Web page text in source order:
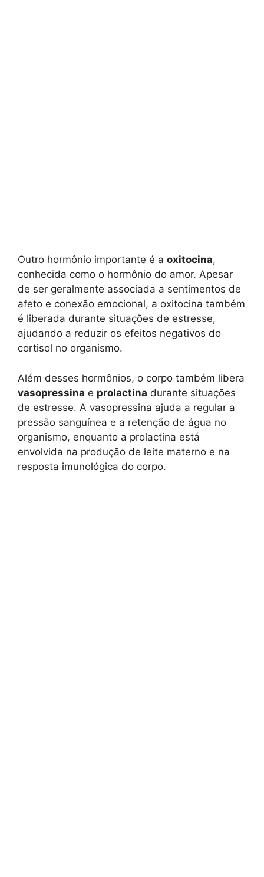
Outro hormônio importante é a oxitocina,
conhecida como o hormônio do amor. Apesar
de ser geralmente associada a sentimentos de
afeto e conexão emocional, a oxitocina também
é liberada durante situações de estresse,
ajudando a reduzir os efeitos negativos do
cortisol no organismo.
Além desses hormônios, o corpo também libera
vasopressina e prolactina durante situações
de estresse. A vasopressina ajuda a regular a
pressão sanguínea e a retenção de água no
organismo, enquanto a prolactina está
envolvida na produção de leite materno e na
resposta imunológica do corpo.